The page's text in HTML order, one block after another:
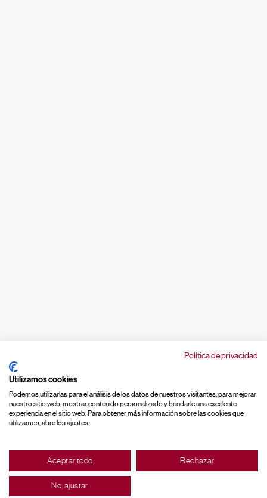
Política de privacidad
Utilizamos cookies
Podemos utilizarlas para el análisis de los datos de nuestros visitantes, para mejorar
nuestro sitio web, mostrar contenido personalizado y brindarle una excelente
experiencia en el sitio web. Para obtener más información sobre las cookies que
utilizamos, abre los ajustes.
Aceptar todo Rechazar
No, ajustar